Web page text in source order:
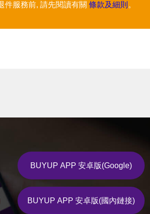
件服務前, 請先閱讀有關 條款及細則 。
BUYUP APP 安卓版(Google)
BUYUP APP 安卓版(國內鏈接)